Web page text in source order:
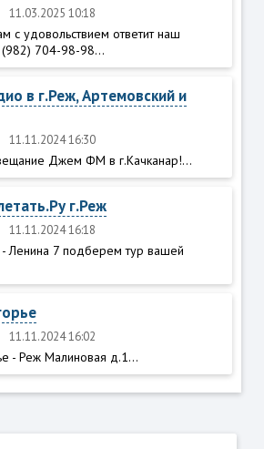
11.03.2025 10:18
с удовольствием ответит наш
(982) 704-98-98...
в г.Реж, Артемовский и
11.11.2024 16:30
Джем ФМ в г.Качканар!...
г.Реж
11.11.2024 16:18
- Ленина 7 подберем тур вашей
11.11.2024 16:02
- Реж Малиновая д.1...